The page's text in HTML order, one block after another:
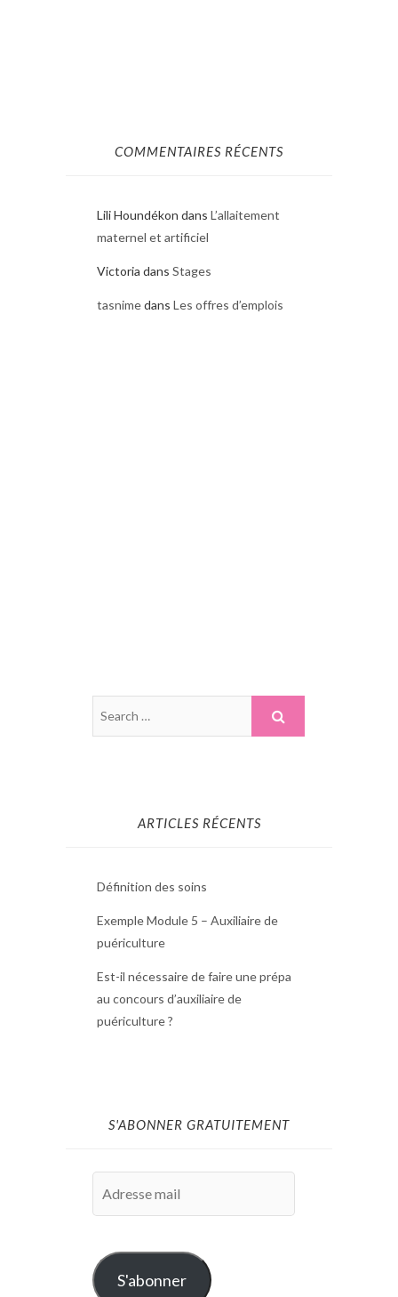
COMMENTAIRES RÉCENTS
Lili Houndékon dans L’allaitement
maternel et artificiel
Victoria dans Stages
tasnimedans Les offres d’emplois
ARTICLES RÉCENTS
Définition des soins
Exemple Module 5 – Auxiliaire de
puériculture
Est-il nécessaire de faire une prépa
au concours d’auxiliaire de
puériculture ?
S'ABONNER GRATUITEMENT
S'abonner